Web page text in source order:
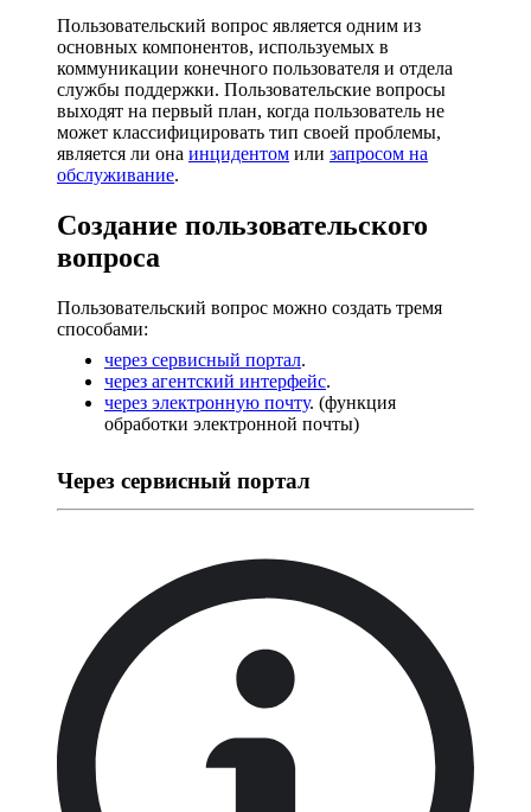
Пользовательский вопрос является одним из
основных компонентов, используемых в
коммуникации конечного пользователя и отдела
службы поддержки. Пользовательские вопросы
выходят на первый план, когда пользователь не
может классифицировать тип своей проблемы,
является ли она инцидентом или запросом на
обслуживание.
Создание пользовательского
вопроса
Пользовательский вопрос можно создать тремя
способами:
через сервисный портал.
через агентский интерфейс.
через электронную почту. (функция
обработки электронной почты)
Через сервисный портал